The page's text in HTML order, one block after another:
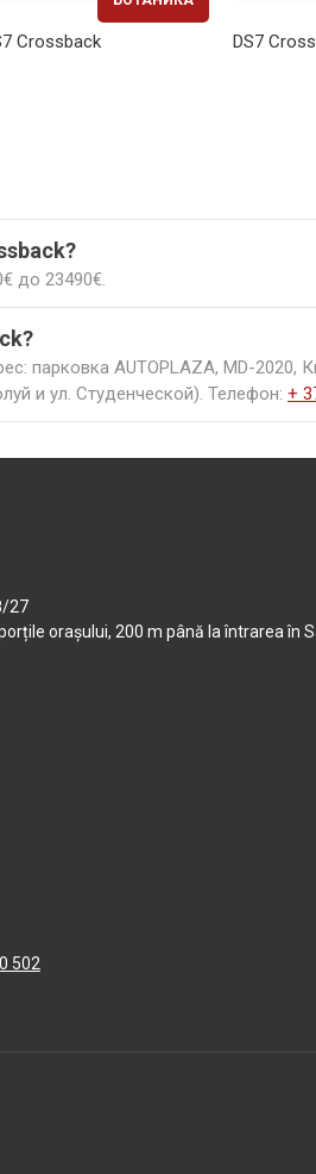
Crossback DS7
до 23490€.
парковка AUTOPLAZA, MD-
и ул. Студенческой). Телефон: +
27
orașului, 200 m până la întrarea în
502